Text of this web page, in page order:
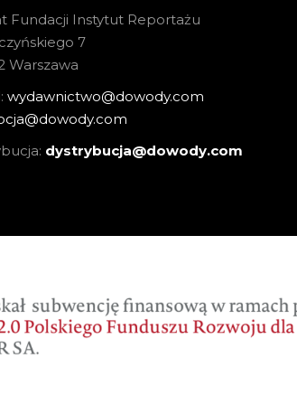
Fundacji Instytut Reportażu
7
Warszawa
wydawnictwo@dowody.com
dystrybucja@dowody.com